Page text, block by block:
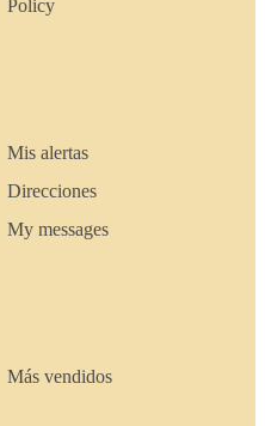
Policy
Mis alertas
Direcciones
My messages
Más vendidos